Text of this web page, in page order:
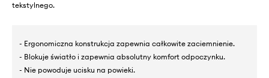
tekstylnego.
- Ergonomiczna konstrukcja zapewnia całkowite zaciemnienie.
- Blokuje światło i zapewnia absolutny komfort odpoczynku.
- Nie powoduje ucisku na powieki.